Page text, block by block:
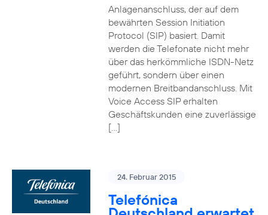
Anlagenanschluss, der auf dem
bewährten Session Initiation
Protocol (SIP) basiert. Damit
werden die Telefonate nicht mehr
über das herkömmliche ISDN-Netz
geführt, sondern über einen
modernen Breitbandanschluss. Mit
Voice Access SIP erhalten
Geschäftskunden eine zuverlässige
[…]
24. Februar 2015
Telefónica